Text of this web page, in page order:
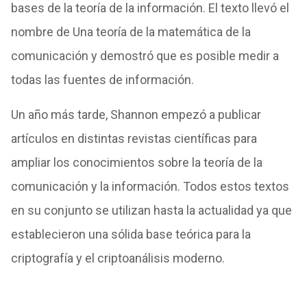
bases de la teoría de la información. El texto llevó el
nombre de Una teoría de la matemática de la
comunicación y demostró que es posible medir a
todas las fuentes de información.
Un año más tarde, Shannon empezó a publicar
artículos en distintas revistas científicas para
ampliar los conocimientos sobre la teoría de la
comunicación y la información. Todos estos textos
en su conjunto se utilizan hasta la actualidad ya que
establecieron una sólida base teórica para la
criptografía y el criptoanálisis moderno.